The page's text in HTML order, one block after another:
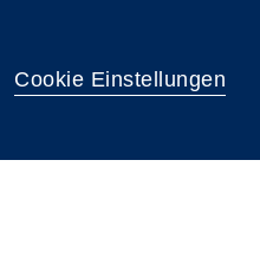
Cookie Einstellungen